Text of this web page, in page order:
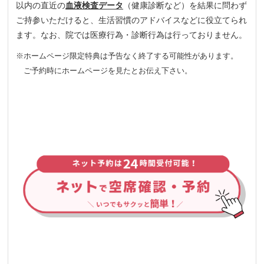
以内の直近の血液検査データ
（健康診断など）を結果に問わず
ご持参いただけると、生活習慣のアドバイスなどに役立てられ
ます。なお、院では医療行為・診断行為は行っておりません。
※ホームページ限定特典は予告なく終了する可能性があります。
ご予約時にホームページを見たとお伝え下さい。